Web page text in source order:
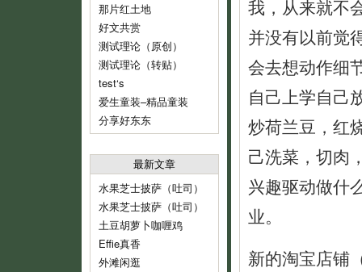
那片红土地
好文共赏
测试理论（原创）
测试理论（转贴）
test‘s
爱生童装–精品童装
分享好东东
最新文章
水果芝士披萨（吐司）
水果芝士披萨（吐司）
土豆胡萝卜咖喱鸡
Effie真香
外滩闲逛
我，从来就不
并没有以前觉
会去想动作细
自己上学自己
炒荷兰豆，红
己洗菜，切肉
兴趣驱动做什
业。
新的淘宝店铺